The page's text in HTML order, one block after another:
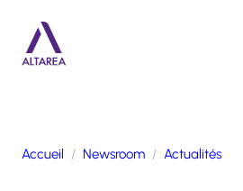
Accueil Newsroom Actualités